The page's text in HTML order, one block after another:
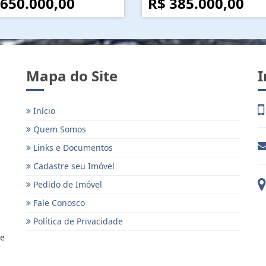
Mapa do Site
Início
Quem Somos
Links e Documentos
Cadastre seu Imóvel
Pedido de Imóvel
Fale Conosco
Política de Privacidade